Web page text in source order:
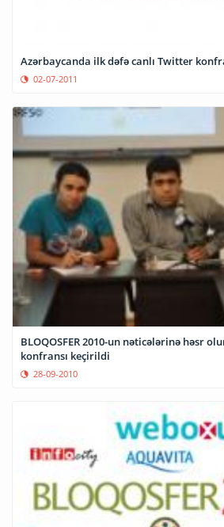
Azərbaycanda ilk dəfə canlı Twitter
02-07-2011
BLOQOSFER 2010-un nəticələrinə həsr
konfransı keçirildi
28-09-2010